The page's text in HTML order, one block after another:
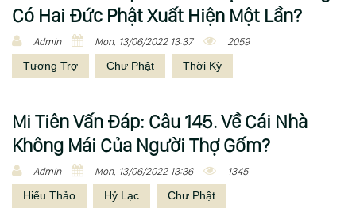
Có Hai Đức Phật Xuất Hiện Một Lần?
Admin Mon, 13/06/2022 13:37 2059
Tương Trợ Chư Phật Thời Kỳ
Mi Tiên Vấn Ðáp: Câu 145. Về Cái Nhà
Không Mái Của Người Thợ Gốm?
Admin Mon, 13/06/2022 13:36 1345
Hiếu Thảo Hỷ Lạc Chư Phật